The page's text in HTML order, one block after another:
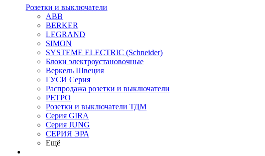
Розетки и выключатели
ABB
BERKER
LEGRAND
SIMON
SYSTEME ELECTRIC (Schneider)
Блоки электроустановочные
Веркель Швеция
ГУСИ Серия
Распродажа розетки и выключатели
РЕТРО
Розетки и выключатели ТДМ
Серия GIRA
Серия JUNG
СЕРИЯ ЭРА
Ещё